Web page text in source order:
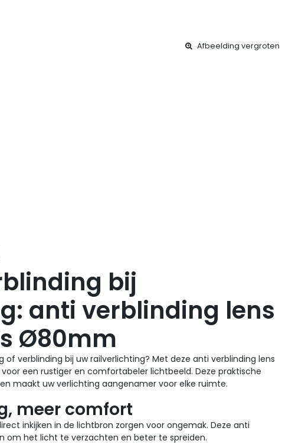
Afbeelding vergroten
bij
anti verblinding lens
Ø80mm
verblinding bij uw railverlichting? Met deze anti verblinding lens
een rustiger en comfortabeler lichtbeeld. Deze praktische
maakt uw verlichting aangenamer voor elke ruimte.
meer comfort
inkijken in de lichtbron zorgen voor ongemak. Deze anti
om het licht te verzachten en beter te spreiden.